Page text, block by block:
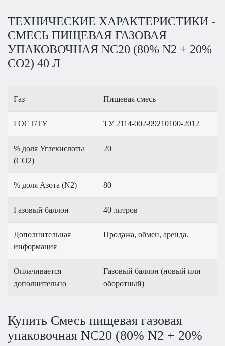
ТЕХНИЧЕСКИЕ ХАРАКТЕРИСТИКИ -
СМЕСЬ ПИЩЕВАЯ ГАЗОВАЯ
УПАКОВОЧНАЯ NC20 (80% N2 + 20%
CO2) 40 Л
Газ Пищевая смесь
ГОСТ/ТУ ТУ 2114-002-99210100-2012
% доля Углекислоты
(CO2)
20
% доля Азота (N2) 80
Газовый баллон 40 литров
Дополнительная
информация
Продажа, обмен, аренда.
Оплачивается
дополнительно
Газовый баллон (новый или
оборотный)
Купить Смесь пищевая газовая
упаковочная NC20 (80% N2 + 20%